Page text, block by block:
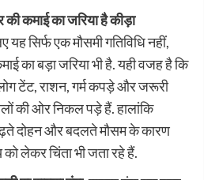
की कमाई का जरिया है कीड़ा
यह सिर्फ एक मौसमी गतिविधि नहीं,
का बड़ा जरिया भी है. यही वजह है कि
टेंट, राशन, गर्म कपड़े और जरूरी
की ओर निकल पड़े हैं. हालांकि
दोहन और बदलते मौसम के कारण
को लेकर चिंता भी जता रहे हैं.